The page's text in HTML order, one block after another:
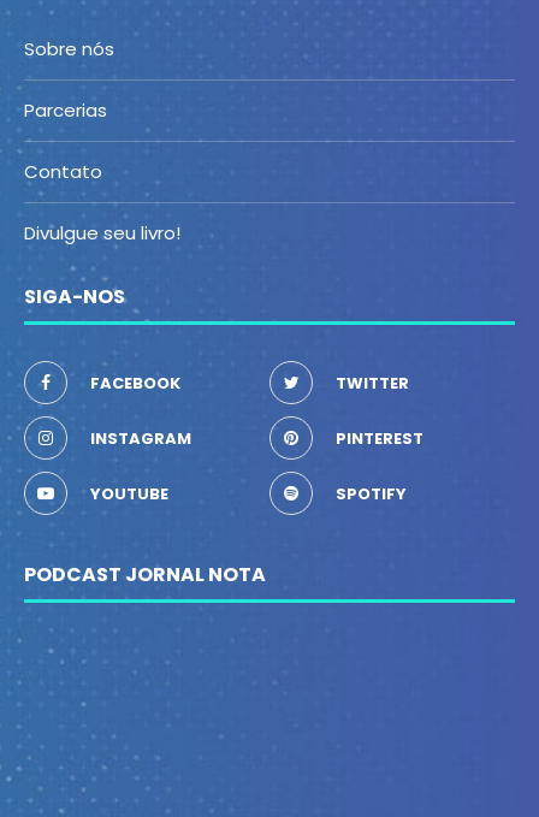
Sobre nós
Parcerias
Contato
Divulgue seu livro!
SIGA-NOS
FACEBOOK TWITTER
INSTAGRAM PINTEREST
YOUTUBE SPOTIFY
PODCAST JORNAL NOTA